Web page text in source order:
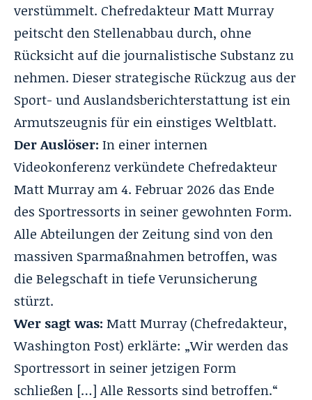
verstümmelt. Chefredakteur Matt Murray
peitscht den Stellenabbau durch, ohne
Rücksicht auf die journalistische Substanz zu
nehmen. Dieser strategische Rückzug aus der
Sport- und Auslandsberichterstattung ist ein
Armutszeugnis für ein einstiges Weltblatt.
Der Auslöser: In einer internen
Videokonferenz verkündete Chefredakteur
Matt Murray am 4. Februar 2026 das Ende
des Sportressorts in seiner gewohnten Form.
Alle Abteilungen der Zeitung sind von den
massiven Sparmaßnahmen betroffen, was
die Belegschaft in tiefe Verunsicherung
stürzt.
Wer sagt was: Matt Murray (Chefredakteur,
Washington Post) erklärte: „Wir werden das
Sportressort in seiner jetzigen Form
schließen […] Alle Ressorts sind betroffen.“